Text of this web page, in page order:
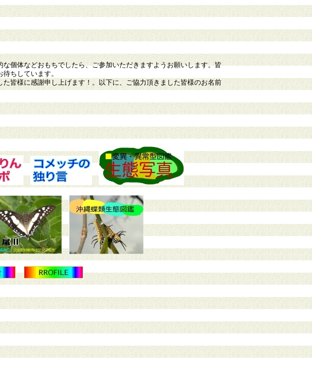
個体などおもちでしたら、ご参加いただきますようお願いします。皆
ちしています。
皆様に感謝申し上げます！。以下に、ご協力頂きました皆様のお名前